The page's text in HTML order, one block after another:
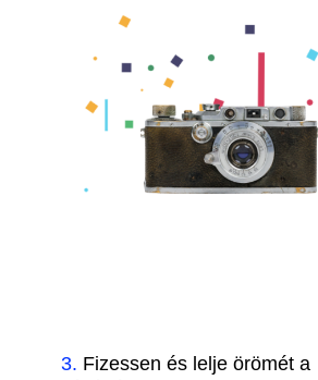
3. Fizessen és lelje örömét a